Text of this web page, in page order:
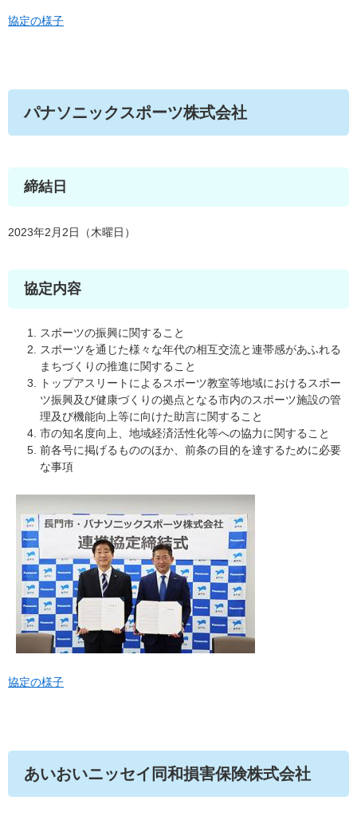
協定の様子
パナソニックスポーツ株式会社
締結日
2023年2月2日（木曜日）
協定内容
スポーツの振興に関すること
スポーツを通じた様々な年代の相互交流と連帯感があふれる
まちづくりの推進に関すること
トップアスリートによるスポーツ教室等地域におけるスポー
ツ振興及び健康づくりの拠点となる市内のスポーツ施設の管
理及び機能向上等に向けた助言に関すること
市の知名度向上、地域経済活性化等への協力に関すること
前各号に掲げるもののほか、前条の目的を達するために必要
な事項
協定の様子
あいおいニッセイ同和損害保険株式会社